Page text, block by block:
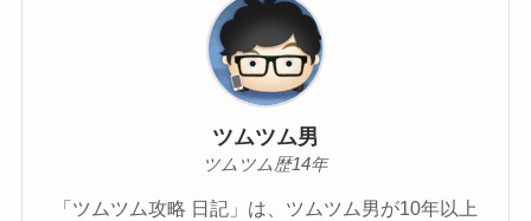
ツムツム男
ツムツム歴14年
「ツムツム攻略 日記」は、ツムツム男が10年以上